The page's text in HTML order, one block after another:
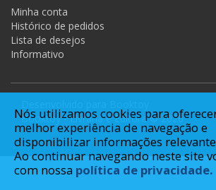
Minha conta
Histórico de pedidos
Lista de desejos
Informativo
Booktoy - Livraria e Editora © 2026
Nós utilizamos cookies para
melhor experiência de navegação e
disponibilizar informações
Ao continuar navegando neste site
com nossa política de privacidade.